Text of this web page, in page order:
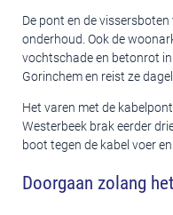
De pont en de
onderhoud. Ook de
vochtschade en betonrot
Gorinchem en reist ze
Het varen met de
Westerbeek brak eerder
boot tegen de kabel voer
Doorgaan zolang